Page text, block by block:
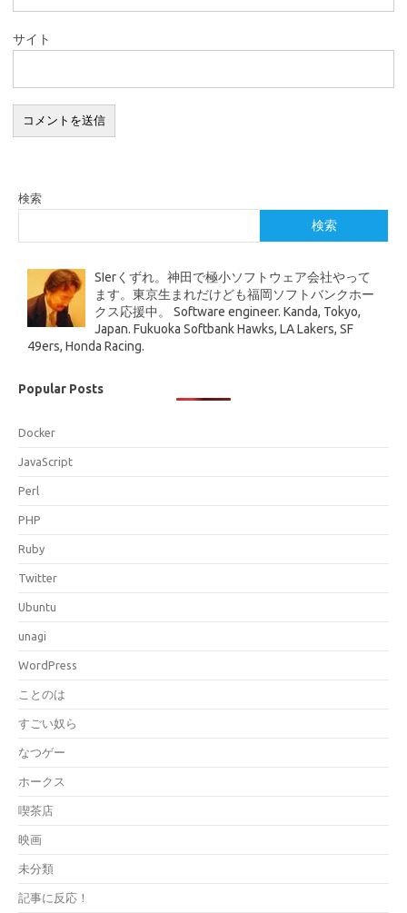
サイト
検索
検索
SIerくずれ。神田で極小ソフトウェア会社やって
ます。東京生まれだけども福岡ソフトバンクホー
クス応援中。 Software engineer. Kanda, Tokyo,
Japan. Fukuoka Softbank Hawks, LA Lakers, SF
49ers, Honda Racing.
Popular Posts
Docker
JavaScript
Perl
PHP
Ruby
Twitter
Ubuntu
unagi
WordPress
ことのは
すごい奴ら
なつゲー
ホークス
喫茶店
映画
未分類
記事に反応！